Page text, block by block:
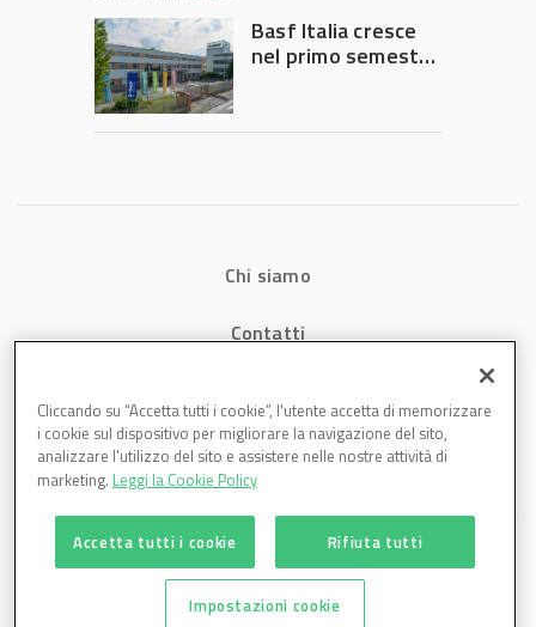
Governo
Basf Italia cresce
nel primo semestre
Chi siamo
Contatti
Cookies
Cliccando su “Accetta tutti i cookie”, l'utente accetta di memorizzare
i cookie sul dispositivo per migliorare la navigazione del sito,
analizzare l'utilizzo del sito e assistere nelle nostre attività di
marketing. Leggi la Cookie Policy
Accetta tutti i cookie Rifiuta tutti
Impostazioni cookie